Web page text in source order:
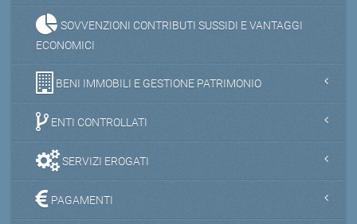
SOVVENZIONI CONTRIBUTI SUSSIDI E VANTAGGI
ECONOMICI
BENI IMMOBILI E GESTIONE PATRIMONIO
ENTI CONTROLLATI
SERVIZI EROGATI
PAGAMENTI